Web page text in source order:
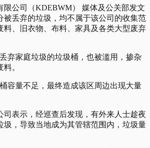
限公司（KDEBWM） 媒体及公关部发文
被丢弃的垃圾，均不属于该公司的收集范
料、旧衣物、布料、家具及各类大型废弃
弃家庭垃圾的垃圾桶，也被滥用，掺杂
料。
容量不足，最终造成该区周边出现大量
司表示，经巡查后发现，有外来人士趁夜
圾，导致当地成为其管辖范围内，垃圾量